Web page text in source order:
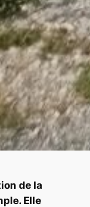
de la
Elle